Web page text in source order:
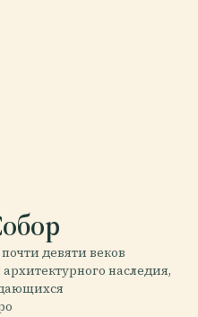
девяти веков
наследия,